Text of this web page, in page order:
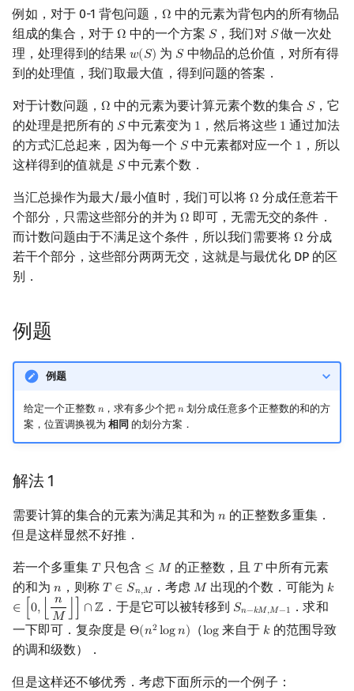
连分数
Stern–Brocot 树与 Farey
二次域
Pell 方程
图上随机游走
例如，对于 0-1 背包问题， Ω
Ω 中的元素为背包内的所有物品
组成的集合，对于 Ω
Ω 中的一个方案 𝑆
S，我们对 𝑆
S做一次处
理，处理得到的结果 𝑤(𝑆)
w(S) 为 𝑆
S中物品的总价值，对所有得
到的处理值，我们取最大值，得到问题的答案．
对于计数问题， Ω
Ω 中的元素为要计算元素个数的集合 𝑆
S，它
的处理是把所有的 𝑆
S中元素变为 1
1 ，然后将这些 1
1 通过加法
的方式汇总起来，因为每一个 𝑆
S中元素都对应一个 1
1 ，所以
这样得到的值就是 𝑆
S中元素个数．
当汇总操作为最大/最小值时，我们可以将 Ω
Ω 分成任意若干
个部分，只需这些部分的并为 Ω
Ω 即可，无需无交的条件．
而计数问题由于不满足这个条件，所以我们需要将 Ω
Ω 分成
若干个部分，这些部分两两无交，这就是与最优化 DP 的区
别．
例题
例题
给定一个正整数 𝑛
n，求有多少个把𝑛
n划分成任意多个正整数的和的方
案，位置调换视为 相同 的划分方案．
解法 1
需要计算的集合的元素为满足其和为 𝑛
n 的正整数多重集．
但是这样显然不好推．
若一个多重集 𝑇
T 只包含 ≤ 𝑀
≤M 的正整数，且 𝑇
T 中所有元素
的和为 𝑛
n ，则称 𝑇 ∈ 𝑆𝑛,𝑀
T∈S n,M ．考虑 𝑀
M 出现的个数．可能为 𝑘
∈ [0,
𝑛
𝑀
∩ℤ
k∈
．于是它可以被转移到 𝑆𝑛−𝑘𝑀,𝑀−1
Sn−kM,M−1 ．求和
一下即可．复杂度是 Θ(𝑛2 log𝑛)
Θ(n2logn) （log
log 来自于 𝑘
k 的范围导致
的调和级数）．
但是这样还不够优秀．考虑下面所示的一个例子：